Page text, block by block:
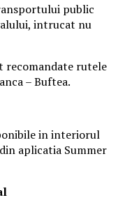
public
intrucat nu
recomandate rutele
– Buftea.
in interiorul
aplicatia Summer